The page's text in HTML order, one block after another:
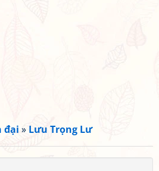
đại » Lưu Trọng Lư